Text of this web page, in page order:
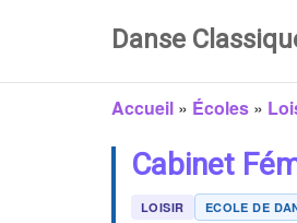
Danse
Accueil » Écoles »
Cabinet
LOISIR ECOLE DE